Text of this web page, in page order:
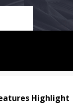
Highlight